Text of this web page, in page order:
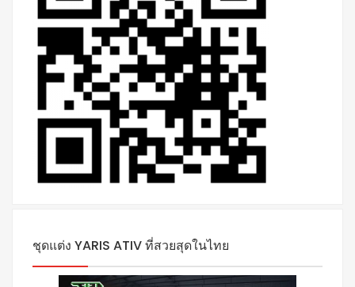
ชุดแต่ง YARIS ATIV ที่สวยสุดในไทย